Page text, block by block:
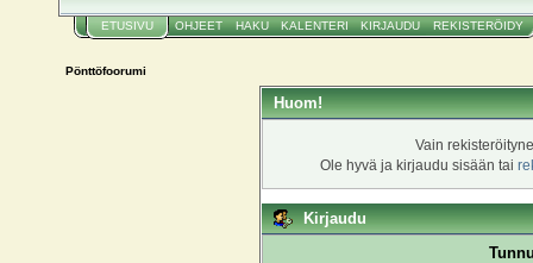
ETUSIVU OHJEET HAKU KALENTERI KIRJAUDU REKISTERÖIDY
Pönttöfoorumi
Huom!
Vain
Ole hyvä ja kirjaudu sisään tai
Kirjaudu